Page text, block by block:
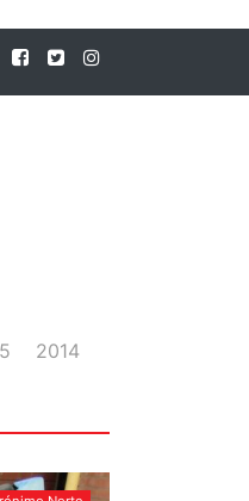
2014